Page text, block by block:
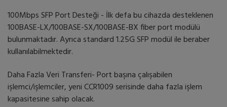
100Mbps SFP Port Desteği - İlk defa bu cihazda desteklenen
100BASE-LX/100BASE-SX/100BASE-BX fiber port modülü
bulunmaktadır. Ayrıca standard 1.25G SFP modül ile beraber
kullanılabilmektedir.
Daha Fazla Veri Transferi- Port başına çalışabilen
işlemci/işlemciler, yeni CCR1009 serisinde daha fazla işlem
kapasitesine sahip olacak.